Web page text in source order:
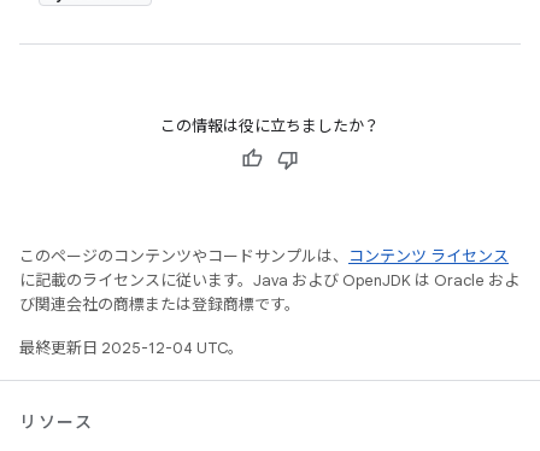
この情報は役に立ちましたか？
このページのコンテンツやコードサンプルは、
コンテンツ ライセンス
に記載のライセンスに従います。Java および OpenJDK は Oracle およ
び関連会社の商標または登録商標です。
最終更新日 2025-12-04 UTC。
リソース